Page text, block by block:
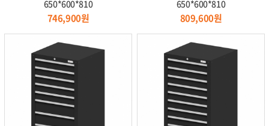
650*600*810
746,900원
650*600*810
809,600원